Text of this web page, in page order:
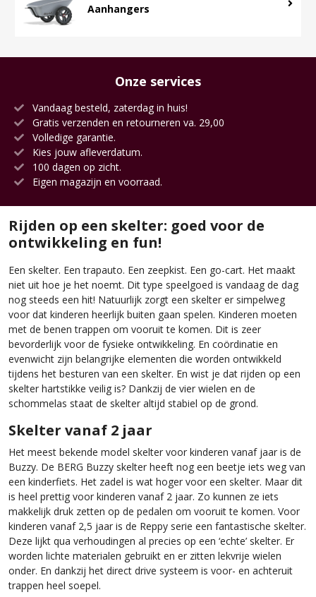
Aanhangers
Onze services
Vandaag besteld, zaterdag in huis!
Gratis verzenden en retourneren va. 29,00
Volledige garantie.
Kies jouw afleverdatum.
100 dagen op zicht.
Eigen magazijn en voorraad.
Rijden op een skelter: goed voor de
ontwikkeling en fun!
Een skelter. Een trapauto. Een zeepkist. Een go-cart. Het maakt
niet uit hoe je het noemt. Dit type speelgoed is vandaag de dag
nog steeds een hit! Natuurlijk zorgt een skelter er simpelweg
voor dat kinderen heerlijk buiten gaan spelen. Kinderen moeten
met de benen trappen om vooruit te komen. Dit is zeer
bevorderlijk voor de fysieke ontwikkeling. En coördinatie en
evenwicht zijn belangrijke elementen die worden ontwikkeld
tijdens het besturen van een skelter. En wist je dat rijden op een
skelter hartstikke veilig is? Dankzij de vier wielen en de
schommelas staat de skelter altijd stabiel op de grond.
Skelter vanaf 2 jaar
Het meest bekende model skelter voor kinderen vanaf jaar is de
Buzzy. De BERG Buzzy skelter heeft nog een beetje iets weg van
een kinderfiets. Het zadel is wat hoger voor een skelter. Maar dit
is heel prettig voor kinderen vanaf 2 jaar. Zo kunnen ze iets
makkelijk druk zetten op de pedalen om vooruit te komen. Voor
kinderen vanaf 2,5 jaar is de Reppy serie een fantastische skelter.
Deze lijkt qua verhoudingen al precies op een ‘echte’ skelter. Er
worden lichte materialen gebruikt en er zitten lekvrije wielen
onder. En dankzij het direct drive systeem is voor- en achteruit
trappen heel soepel.